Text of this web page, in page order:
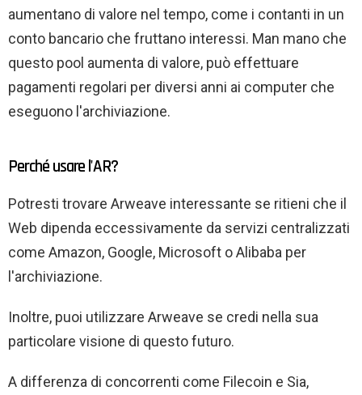
aumentano di valore nel tempo, come i contanti in un
conto bancario che fruttano interessi. Man mano che
questo pool aumenta di valore, può effettuare
pagamenti regolari per diversi anni ai computer che
eseguono l'archiviazione.
Perché usare l'AR?
Potresti trovare Arweave interessante se ritieni che il
Web dipenda eccessivamente da servizi centralizzati
come Amazon, Google, Microsoft o Alibaba per
l'archiviazione.
Inoltre, puoi utilizzare Arweave se credi nella sua
particolare visione di questo futuro.
A differenza di concorrenti come Filecoin e Sia,